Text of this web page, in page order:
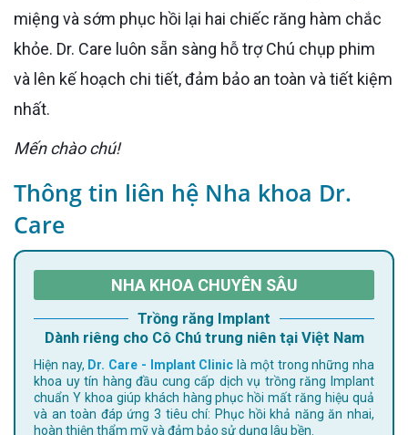
miệng và sớm phục hồi lại hai chiếc răng hàm chắc
khỏe. Dr. Care luôn sẵn sàng hỗ trợ Chú chụp phim
và lên kế hoạch chi tiết, đảm bảo an toàn và tiết kiệm
nhất.
Mến chào chú!
Thông tin liên hệ Nha khoa Dr.
Care
NHA KHOA CHUYÊN SÂU
Trồng răng Implant
Dành riêng cho Cô Chú trung niên tại Việt Nam
Hiện nay, Dr. Care - Implant Clinic là một trong những nha
khoa uy tín hàng đầu cung cấp dịch vụ trồng răng Implant
chuẩn Y khoa giúp khách hàng phục hồi mất răng hiệu quả
và an toàn đáp ứng 3 tiêu chí: Phục hồi khả năng ăn nhai,
hoàn thiện thẩm mỹ và đảm bảo sử dụng lâu bền.